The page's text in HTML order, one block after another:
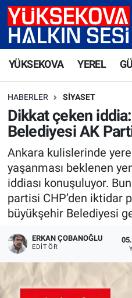
YÜKSEKOVA YEREL
HABERLER SIYASET
Dikkat çeken
Belediyesi AK
Ankara kulislerinde
yaşanması beklenen
iddiası konuşuluyor.
partisi CHP’den iktidar
büyükşehir Belediyesi
ERKAN ÇOBANOĞLU
EDITÖR
Yüksekova Nöbetçi
Yüksekova Trafik
Süper Lig Puan
Tüm Manşetler
Son Dakika Haberleri
Haber Arşivi